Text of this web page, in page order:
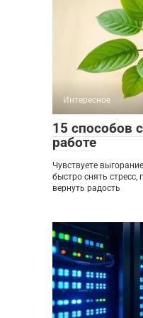
Интересное
15 способов
работе
Чувствуете
быстро снять стресс,
вернуть радость